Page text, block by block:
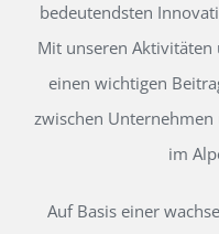
bedeutendsten
Mit unseren
einen wichtigen
zwischen
im
Auf Basis einer